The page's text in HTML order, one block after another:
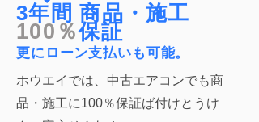
3年間 商品・施工
100％保証
更にローン支払いも可能。
ホウエイでは、中古エアコンでも商
品・施工に100％保証ば付けとうけ